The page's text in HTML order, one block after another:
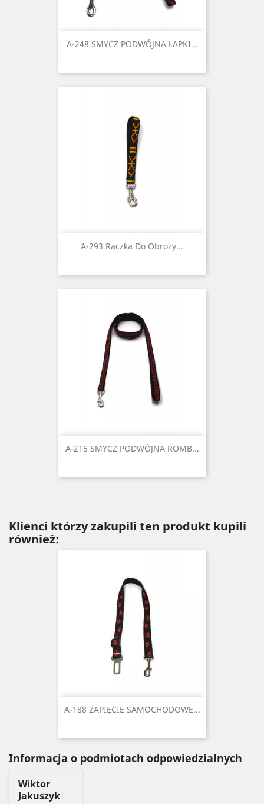
A-248 SMYCZ PODWÓJNA ŁAPKI...
A-293 Rączka Do Obroży...
A-215 SMYCZ PODWÓJNA ROMB...
Klienci którzy zakupili ten produkt kupili
również:
A-188 ZAPIĘCIE SAMOCHODOWE...
Informacja o podmiotach odpowiedzialnych
Wiktor
Jakuszyk